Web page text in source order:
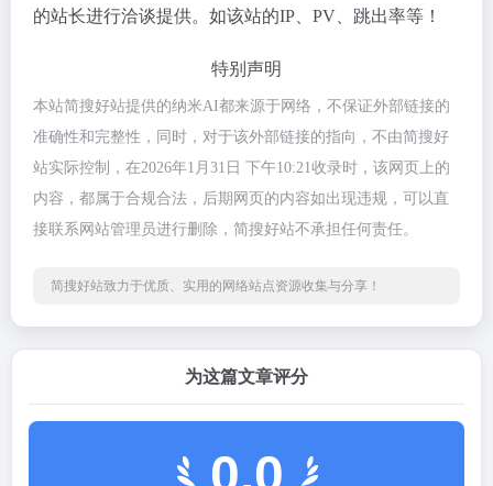
的站长进行洽谈提供。如该站的IP、PV、跳出率等！
特别声明
本站简搜好站提供的纳米AI都来源于网络，不保证外部链接的
准确性和完整性，同时，对于该外部链接的指向，不由简搜好
站实际控制，在2026年1月31日 下午10:21收录时，该网页上的
内容，都属于合规合法，后期网页的内容如出现违规，可以直
接联系网站管理员进行删除，简搜好站不承担任何责任。
简搜好站致力于优质、实用的网络站点资源收集与分享！
为这篇文章评分